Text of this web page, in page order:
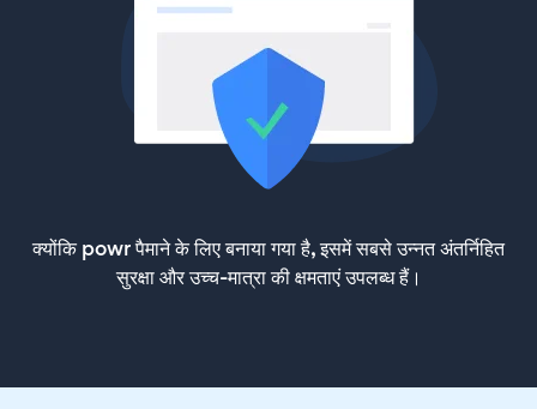
क्योंकि powr पैमाने के लिए बनाया गया है, इसमें सबसे उन्नत अंतर्निहित
सुरक्षा और उच्च-मात्रा की क्षमताएं उपलब्ध हैं।